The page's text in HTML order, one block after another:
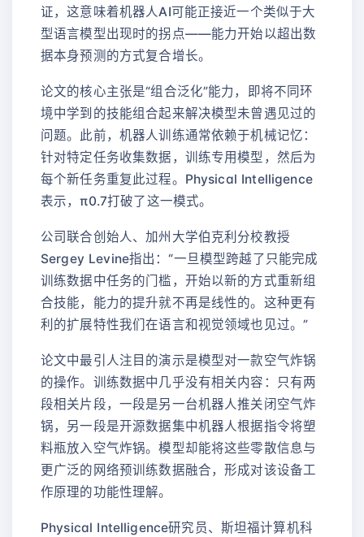
证，这意味着机器人AI可能正接近一个类似于大
型语言模型出现时的拐点——能力开始以超出数
据本身预测的方式复合增长。
论文的核心主张是“组合泛化”能力，即将不同环
境中学到的技能组合起来解决模型未曾遇见过的
问题。此前，机器人训练通常依赖于机械记忆：
针对特定任务收集数据，训练专用模型，然后为
每个新任务重复此过程。Physical Intelligence
表示，π0.7打破了这一模式。
公司联合创始人、加州大学伯克利分校教授
Sergey Levine指出：“一旦模型跨越了只能完成
训练数据中任务的门槛，开始以新的方式重新组
合技能，能力的提升就不再是线性的。这种更有
利的扩展特性我们在语言和视觉领域也见过。”
论文中最引人注目的演示是模型对一款空气炸锅
的操作。训练数据中几乎没有相关内容：只有两
段相关片段，一段是另一台机器人推关闭空气炸
锅，另一段是开源数据集中机器人根据指令将塑
料瓶放入空气炸锅。模型却能将这些零散信息与
更广泛的网络预训练数据融合，形成对该设备工
作原理的功能性理解。
Physical Intelligence研究员、斯坦福计算机科